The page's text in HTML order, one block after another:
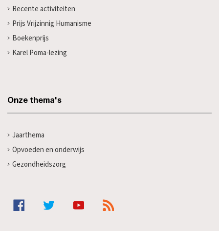
Recente activiteiten
Prijs Vrijzinnig Humanisme
Boekenprijs
Karel Poma-lezing
Onze thema's
Jaarthema
Opvoeden en onderwijs
Gezondheidszorg